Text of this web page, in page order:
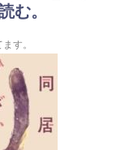
む。
す。